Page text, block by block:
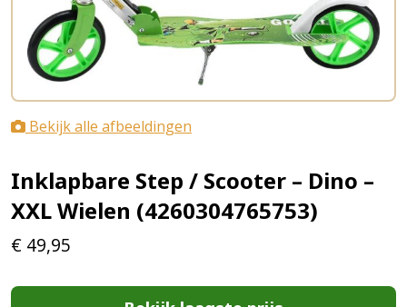
Bekijk alle afbeeldingen
Inklapbare Step / Scooter – Dino –
XXL Wielen (4260304765753)
€ 49,95